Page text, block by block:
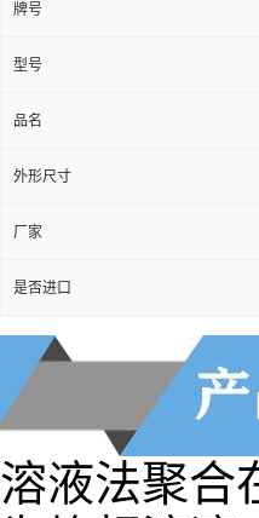
型号
品名
外形尺寸
厂家
是否进口
溶液法聚合
为均相溶液